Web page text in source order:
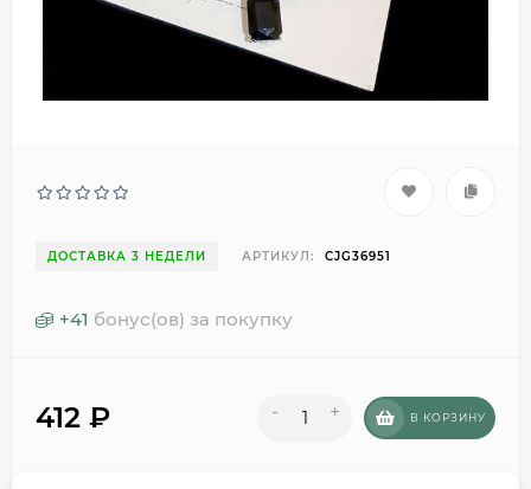
ДОСТАВКА 3 НЕДЕЛИ АРТИКУЛ: CJG36951
+41 бонус(ов) за покупку
412 ₽ - + В КОРЗИНУ